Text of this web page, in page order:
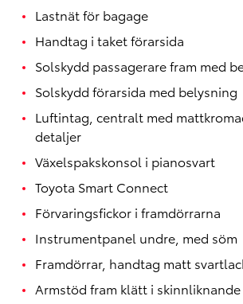
Lastnät för bagage
Handtag i taket förarsida
Solskydd passagerare fram med
Solskydd förarsida med belysning
Luftintag, centralt med
detaljer
Växelspakskonsol i pianosvart
Toyota Smart Connect
Förvaringsfickor i framdörrarna
Instrumentpanel undre, med söm
Framdörrar, handtag matt
Armstöd fram klätt i